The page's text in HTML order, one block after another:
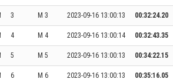
3 M 3 2023-09-16 13:00:13 00:32:24.20
4 M 4 2023-09-16 13:00:14 00:32:43.35
5 M 5 2023-09-16 13:00:13 00:34:22.15
6 M 6 2023-09-16 13:00:13 00:35:16.05